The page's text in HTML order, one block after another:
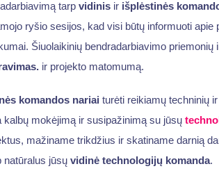
tarp vidinisir išplėstinės
ryšio sesijos, kad visi būtų informuoti apie
Šiuolaikinių bendradarbiavimo priemonių
ir projekto matomumą.
komandos nariai turėti reikiamų techninių
kalbų mokėjimą ir susipažinimą su jūsų
mažiname trikdžius ir skatiname darnią
jūsų vidinė technologijų komanda.